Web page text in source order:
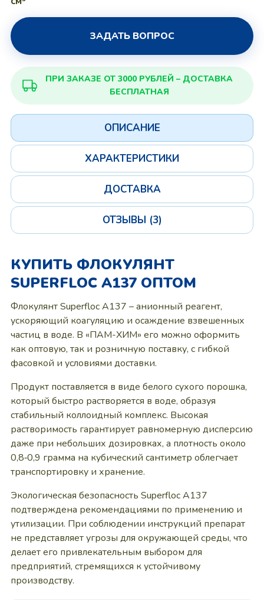
ЗАДАТЬ ВОПРОС
ПРИ ЗАКАЗЕ ОТ 3000 РУБЛЕЙ – ДОСТАВКА
БЕСПЛАТНАЯ
ОПИСАНИЕ
ХАРАКТЕРИСТИКИ
ДОСТАВКА
ОТЗЫВЫ (3)
КУПИТЬ ФЛОКУЛЯНТ
SUPERFLOC A137 ОПТОМ
Флокулянт Superfloc A137 – анионный реагент,
ускоряющий коагуляцию и осаждение взвешенных
частиц в воде. В «ПАМ-ХИМ» его можно оформить
как оптовую, так и розничную поставку, с гибкой
фасовкой и условиями доставки.
Продукт поставляется в виде белого сухого порошка,
который быстро растворяется в воде, образуя
стабильный коллоидный комплекс. Высокая
растворимость гарантирует равномерную дисперсию
даже при небольших дозировках, а плотность около
0,8‑0,9 грамма на кубический сантиметр облегчает
транспортировку и хранение.
Экологическая безопасность Superfloc A137
подтверждена рекомендациями по применению и
утилизации. При соблюдении инструкций препарат
не представляет угрозы для окружающей среды, что
делает его привлекательным выбором для
предприятий, стремящихся к устойчивому
производству.